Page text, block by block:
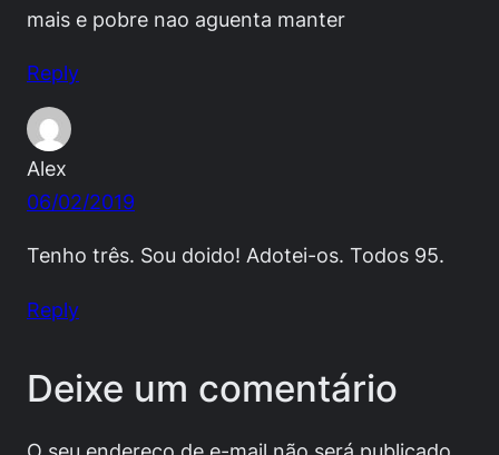
mais e pobre nao aguenta manter
Reply
Alex
06/02/2019
Tenho três. Sou doido! Adotei-os. Todos 95.
Reply
Deixe um comentário